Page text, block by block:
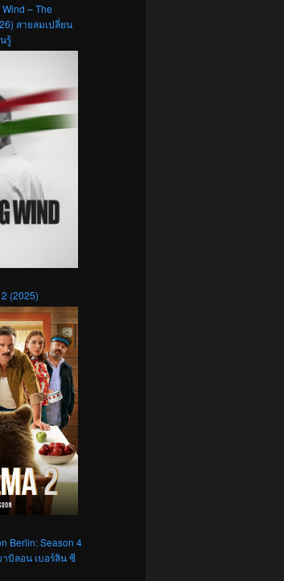
Wind – The
สายลมเปลี่ยน
รู้
(2025)
Berlin: Season 4
บิลอน เบอร์ลิน ซี